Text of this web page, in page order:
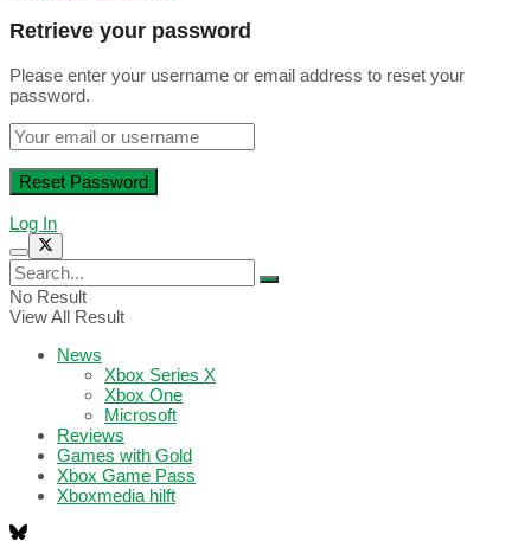
Retrieve your password
Please enter your username or email address to reset your
password.
Log In
No Result
View All Result
News
Xbox Series X
Xbox One
Microsoft
Reviews
Games with Gold
Xbox Game Pass
Xboxmedia hilft